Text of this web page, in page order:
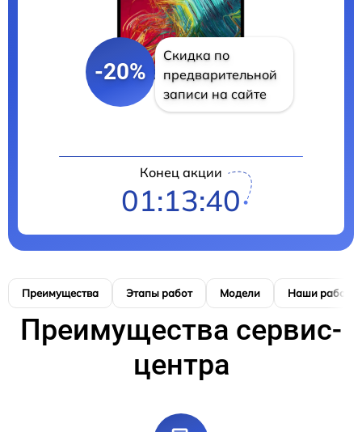
-20%
Скидка по
предварительной
записи на сайте
Конец акции
01:13:40
Преимущества Этапы работ Модели Наши работы
Преимущества сервис-
центра